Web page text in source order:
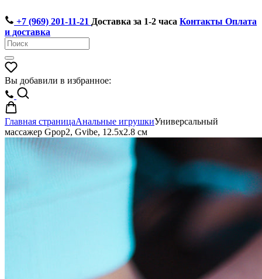
+7 (969) 201-11-21 Доставка за 1-2 часа Контакты Оплата
и доставка
Вы добавили в избранное:
Главная страницаАнальные игрушкиУниверсальный
массажер Gpop2, Gvibe, 12.5х2.8 см